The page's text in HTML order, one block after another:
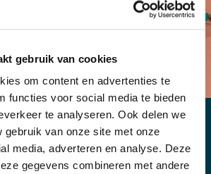
gebruik van cookies
om content en advertenties te
functies voor social media te bieden
te analyseren. Ook delen we
gebruik van onze site met onze
media, adverteren en analyse. Deze
gegevens combineren met andere